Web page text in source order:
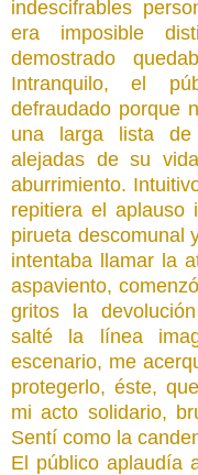
indescifrables
era imposible
demostrado
Intranquilo, el
defraudado porque
una larga lista de
alejadas de su
aburrimiento.
repitiera el aplauso
pirueta descomunal
intentaba llamar la
aspaviento,
gritos la
salté la línea
escenario, me
protegerlo, éste,
mi acto solidario,
Sentí como la
El público aplaudía